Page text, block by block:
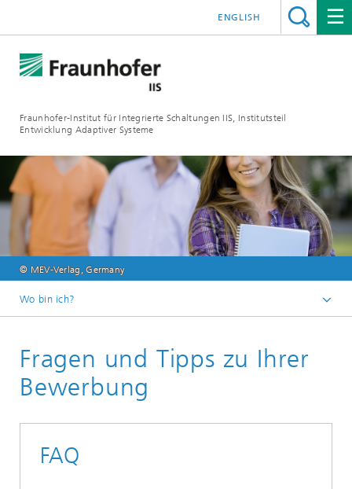
Fraunhofer-Institut für Integrierte Schaltungen IIS, Institutsteil
Entwicklung Adaptiver Systeme
ENGLISH
© MEV-Verlag, Germany
Wo bin ich?
Fragen und Tipps zu Ihrer
Bewerbung
FAQ